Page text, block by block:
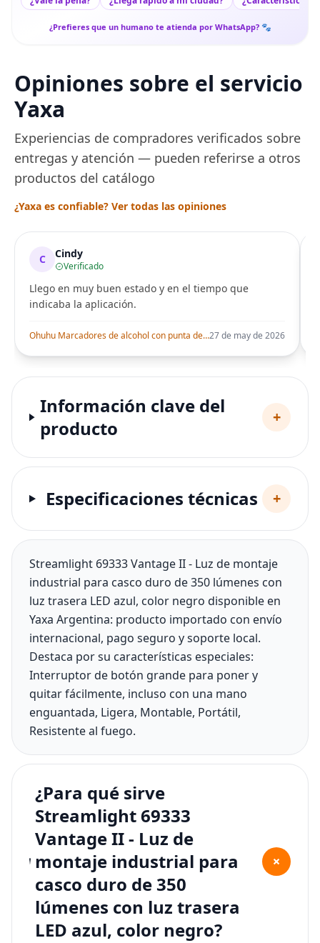
¿Prefieres que un humano te atienda por WhatsApp? 🐾
Opiniones sobre el servicio
Yaxa
Experiencias de compradores verificados sobre
entregas y atención — pueden referirse a otros
productos del catálogo
¿Yaxa es confiable? Ver todas las opiniones
C Cindy
Verificado
Llego en muy buen estado y en el tiempo que
indicaba la aplicación.
Ohuhu Marcadores de alcohol con punta de pincel – Juego de marcadores artísticos de doble punta con certificación AP para artistas adultos27 de may de 2026
Información clave del
producto
+
Especificaciones técnicas +
Streamlight 69333 Vantage II - Luz de montaje
industrial para casco duro de 350 lúmenes con
luz trasera LED azul, color negro disponible en
Yaxa Argentina: producto importado con envío
internacional, pago seguro y soporte local.
Destaca por su características especiales:
Interruptor de botón grande para poner y
quitar fácilmente, incluso con una mano
enguantada, Ligera, Montable, Portátil,
Resistente al fuego.
¿Para qué sirve
Streamlight 69333
Vantage II - Luz de
montaje industrial para
casco duro de 350
lúmenes con luz trasera
LED azul, color negro?
+